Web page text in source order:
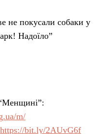
не покусали собаки у
Надоїло”
m/
https://bit.ly/2AUvG6f